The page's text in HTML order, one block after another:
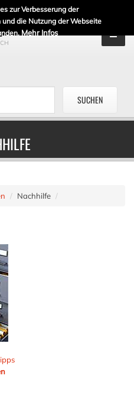
zur Verbesserung der
die Nutzung der Webseite
Mehr Infos
Nachhilfe